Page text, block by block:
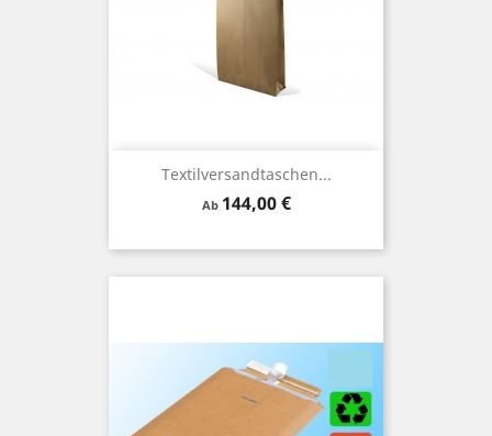
Textilversandtaschen...
Ab Preis
144,00 €